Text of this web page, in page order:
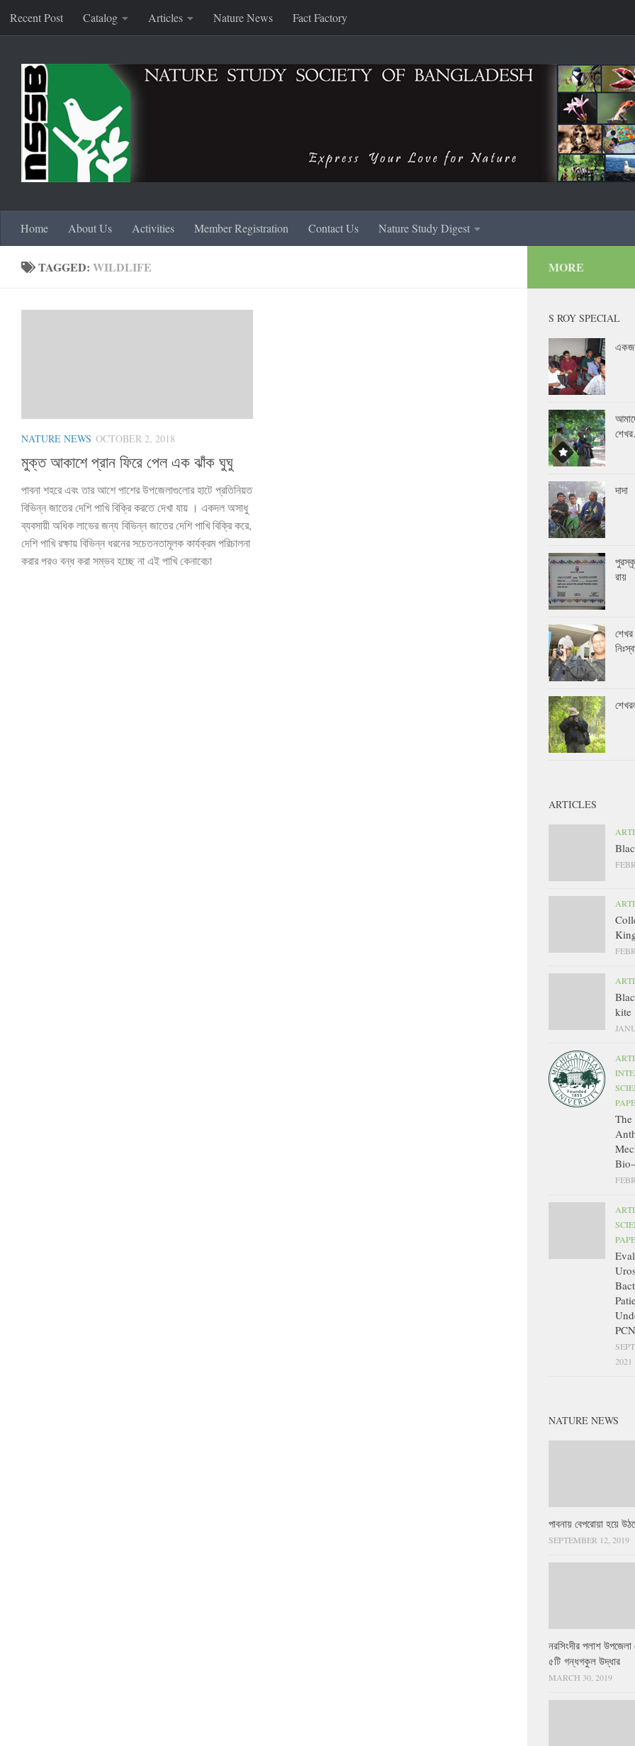
Skip to content
Recent Post Catalog Articles Nature News Fact Factory
Home About Us Activities Member Registration Contact Us Nature Study Digest
TAGGED: WILDLIFE
NATURE NEWS OCTOBER 2, 2018
মুক্ত আকাশে প্রান ফিরে পেল এক ঝাঁক ঘুঘু
পাবনা শহরে এবং তার আশে পাশের উপজেলাগুলোর হাটে প্রতিনিয়ত
বিভিন্ন জাতের দেশি পাখি বিক্রি করতে দেখা যায় । একদল অসাধু
ব্যবসায়ী অধিক লাভের জন্য বিভিন্ন জাতের দেশি পাখি বিক্রি করে,
দেশি পাখি রক্ষায় বিভিন্ন ধরনের সচেতনতামূলক কার্যক্রম পরিচালনা
করার পরও বন্ধ করা সম্ভব হচ্ছে না এই পাখি কেনাবেচা
MORE
S ROY SPECIAL
দাদা
রায়
ARTICLES
kite
2021
NATURE NEWS
পাবনায় বেপরোয়া হয়ে
SEPTEMBER 12, 2019
নরসিংদীর পলাশ উপজেলা
৫টি গন্ধগকুল উদ্ধার
MARCH 30, 2019